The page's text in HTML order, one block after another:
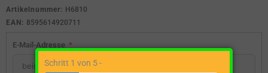
Artikelnummer: H6810
EAN: 8595614920711
E-Mail-Adresse
Schritt 1 von 5 -